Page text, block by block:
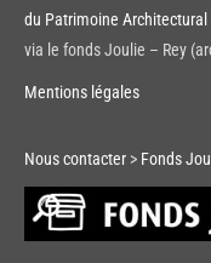
du Patrimoine
via le fonds Joulie – Rey
Mentions légales
Nous contacter > Fonds